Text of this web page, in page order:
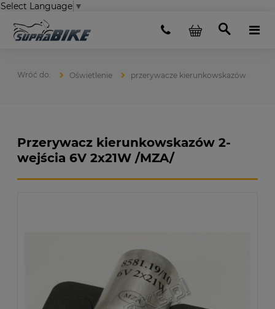
Select Language ▼
Oświetlenie przerywacze kierunkowskazów
Przerywacz kierunkowskazów 2-
wejścia 6V 2x21W /MZA/